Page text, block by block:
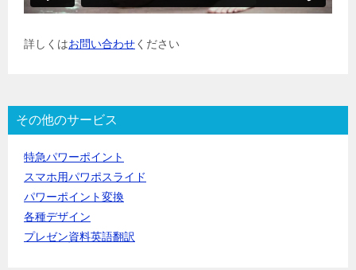
詳しくはお問い合わせください
その他のサービス
特急パワーポイント
スマホ用パワポスライド
パワーポイント変換
各種デザイン
プレゼン資料英語翻訳